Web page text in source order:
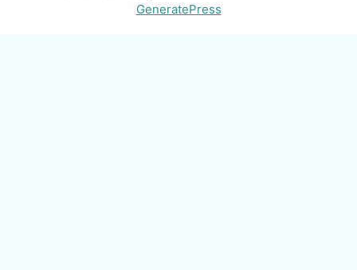
GeneratePress